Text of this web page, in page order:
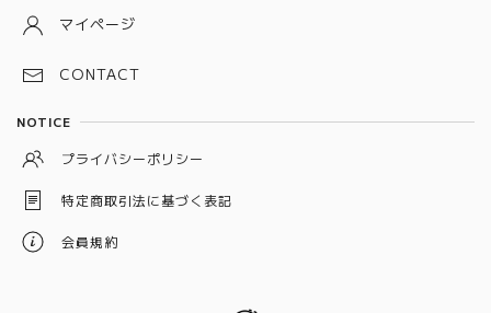
ホワイト
マイページ
CONTACT
NOTICE
プライバシーポリシー
特定商取引法に基づく表記
会員規約